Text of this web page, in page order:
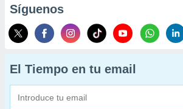
Síguenos
El Tiempo en tu email